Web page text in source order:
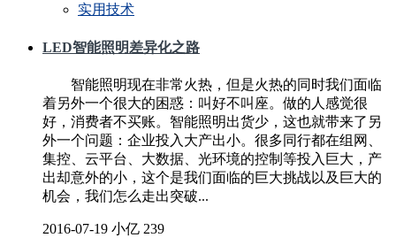
实用技术
LED智能照明差异化之路
智能照明现在非常火热，但是火热的同时我们面临
着另外一个很大的困惑：叫好不叫座。做的人感觉很
好，消费者不买账。智能照明出货少，这也就带来了另
外一个问题：企业投入大产出小。很多同行都在组网、
集控、云平台、大数据、光环境的控制等投入巨大，产
出却意外的小，这个是我们面临的巨大挑战以及巨大的
机会，我们怎么走出突破...
2016-07-19 小亿 239